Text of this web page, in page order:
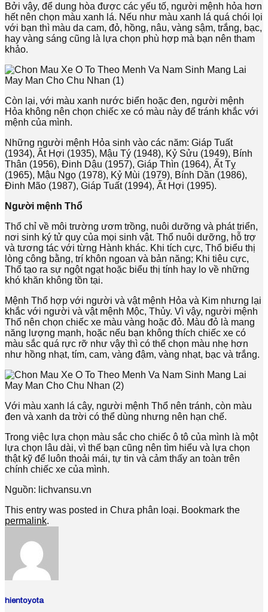
Bởi vậy, để dung hòa được các yếu tố, người mệnh hỏa hơn
hết nên chọn màu xanh lá. Nếu như màu xanh lá quá chói lọi
với bạn thì màu da cam, đỏ, hồng, nâu, vàng sậm, trắng, bạc,
hay vàng sáng cũng là lựa chọn phù hợp mà bạn nên tham
khảo.
Còn lại, với màu xanh nước biển hoặc đen, người mệnh
Hỏa không nên chọn chiếc xe có màu này để tránh khắc với
mệnh của mình.
Những người mệnh Hỏa sinh vào các năm: Giáp Tuất
(1934), Ất Hợi (1935), Mậu Tý (1948), Kỷ Sửu (1949), Bính
Thân (1956), Đinh Dậu (1957), Giáp Thìn (1964), Ất Tỵ
(1965), Mậu Ngọ (1978), Kỷ Mùi (1979), Bính Dần (1986),
Đinh Mão (1987), Giáp Tuất (1994), Ất Hợi (1995).
Người mệnh Thổ
Thổ chỉ về môi trường ươm trồng, nuôi dưỡng và phát triển,
nơi sinh ký tử quy của mọi sinh vật. Thổ nuôi dưỡng, hỗ trợ
và tương tác với từng Hành khác. Khi tích cực, Thổ biểu thị
lòng công bằng, trí khôn ngoan và bản năng; Khi tiêu cực,
Thổ tạo ra sự ngột ngạt hoặc biểu thị tính hay lo về những
khó khăn không tồn tại.
Mệnh Thổ hợp với người và vật mệnh Hỏa và Kim nhưng lại
khắc với người và vật mệnh Mộc, Thủy. Vì vậy, người mệnh
Thổ nên chọn chiếc xe màu vàng hoặc đỏ. Màu đỏ là mang
năng lượng mạnh, hoặc nếu bạn không thích chiếc xe có
màu sắc quá rực rỡ như vậy thì có thể chọn màu nhẹ hơn
như hồng nhạt, tím, cam, vàng đậm, vàng nhạt, bạc và trắng.
Với màu xanh lá cây, người mệnh Thổ nên tránh, còn màu
đen và xanh da trời có thể dùng nhưng nên hạn chế.
Trong việc lựa chọn màu sắc cho chiếc ô tô của mình là một
lựa chọn lâu dài, vì thế bạn cũng nên tìm hiểu và lựa chọn
thật kỹ để luôn thoải mái, tự tin và cảm thấy an toàn trên
chính chiếc xe của mình.
Nguồn: lichvansu.vn
This entry was posted in Chưa phân loại. Bookmark the
permalink.
hientoyota